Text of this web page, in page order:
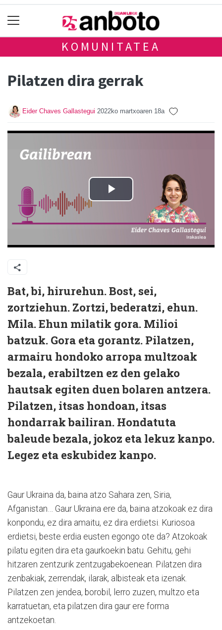
KOMUNITATEA
Pilatzen dira gerrak
Eider Chaves Gallastegui 2022ko martxoaren 18a
Bat, bi, hirurehun. Bost, sei,
zortziehun. Zortzi, bederatzi, ehun.
Mila. Ehun milatik gora. Milioi
batzuk. Gora eta gorantz. Pilatzen,
armairu hondoko arropa multzoak
bezala, erabiltzen ez den gelako
hautsak egiten duen bolaren antzera.
Pilatzen, itsas hondoan, itsas
hondarrak bailiran. Hondatuta
baleude bezala, jokoz eta lekuz kanpo.
Legez eta eskubidez kanpo.
Gaur Ukraina da, baina atzo Sahara zen, Siria,
Afganistan… Gaur Ukraina ere da, baina atzokoak ez dira
konpondu, ez dira amaitu, ez dira erdietsi. Kuriosoa
erdietsi, beste erdia eusten egongo ote da? Atzokoak
pilatu egiten dira eta gaurkoekin batu. Gehitu, gehi
hitzaren zentzurik zentzugabekoenean. Pilatzen dira
zenbakiak, zerrendak, ilarak, albisteak eta izenak.
Pilatzen zen jendea, borobil, lerro zuzen, multzo eta
karratuetan, eta pilatzen dira gaur ere forma
antzekoetan.